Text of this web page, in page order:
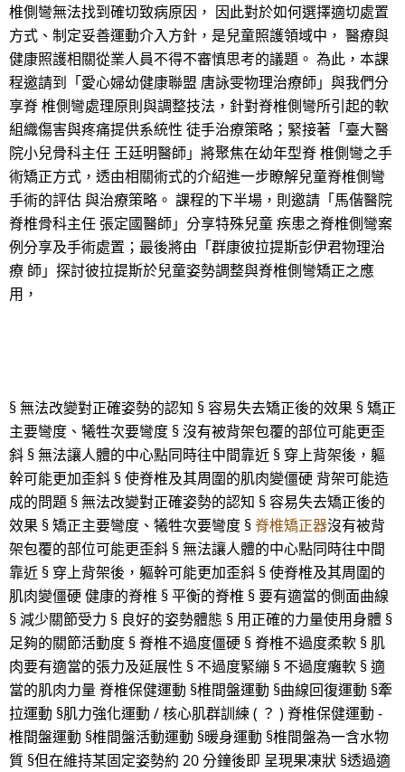
椎側彎無法找到確切致病原因， 因此對於如何選擇適切處置
方式、制定妥善運動介入方針，是兒童照護領域中， 醫療與
健康照護相關從業人員不得不審慎思考的議題。 為此，本課
程邀請到「愛心婦幼健康聯盟 唐詠雯物理治療師」與我們分
享脊 椎側彎處理原則與調整技法，針對脊椎側彎所引起的軟
組織傷害與疼痛提供系統性 徒手治療策略；緊接著「臺大醫
院小兒骨科主任 王廷明醫師」將聚焦在幼年型脊 椎側彎之手
術矯正方式，透由相關術式的介紹進一步瞭解兒童脊椎側彎
手術的評估 與治療策略。 課程的下半場，則邀請「馬偕醫院
脊椎骨科主任 張定國醫師」分享特殊兒童 疾患之脊椎側彎案
例分享及手術處置；最後將由「群康彼拉提斯彭伊君物理治
療 師」探討彼拉提斯於兒童姿勢調整與脊椎側彎矯正之應
用，
§ 無法改變對正確姿勢的認知 § 容易失去矯正後的效果 § 矯正
主要彎度、犧牲次要彎度 § 沒有被背架包覆的部位可能更歪
斜 § 無法讓人體的中心點同時往中間靠近 § 穿上背架後，軀
幹可能更加歪斜 § 使脊椎及其周圍的肌肉變僵硬 背架可能造
成的問題 § 無法改變對正確姿勢的認知 § 容易失去矯正後的
效果 § 矯正主要彎度、犧牲次要彎度 §脊椎矯正器沒有被背
架包覆的部位可能更歪斜 § 無法讓人體的中心點同時往中間
靠近 § 穿上背架後，軀幹可能更加歪斜 § 使脊椎及其周圍的
肌肉變僵硬 健康的脊椎 § 平衡的脊椎 § 要有適當的側面曲線
§ 減少關節受力 § 良好的姿勢體態 § 用正確的力量使用身體 §
足夠的關節活動度 § 脊椎不過度僵硬 § 脊椎不過度柔軟 § 肌
肉要有適當的張力及延展性 § 不過度緊繃 § 不過度癱軟 § 適
當的肌肉力量 脊椎保健運動 §椎間盤運動 §曲線回復運動 §牽
拉運動 §肌力強化運動 / 核心肌群訓練 ( ？ ) 脊椎保健運動 -
椎間盤運動 §椎間盤活動運動 §暖身運動 §椎間盤為一含水物
質 §但在維持某固定姿勢約 20 分鐘後即 呈現果凍狀 §透過適